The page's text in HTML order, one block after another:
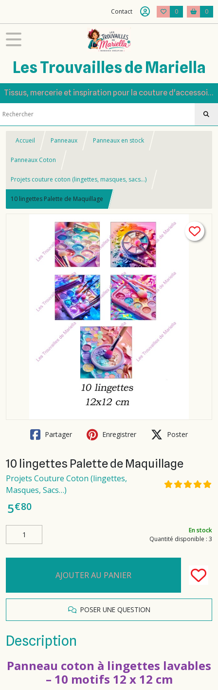
Contact 0 0
Les Trouvailles de Mariella
Tissus, mercerie et inspiration pour la couture d'accessoires
Accueil Panneaux Panneaux en stock
Panneaux Coton
Projets couture coton (lingettes, masques, sacs…)
10 lingettes Palette de Maquillage
Partager Enregistrer Poster
10 lingettes Palette de Maquillage
Projets Couture Coton (lingettes,
Masques, Sacs…)
5€80
En stock
Quantité disponible : 3
AJOUTER AU PANIER
POSER UNE QUESTION
Description
Panneau coton à lingettes lavables
– 10 motifs 12 x 12 cm